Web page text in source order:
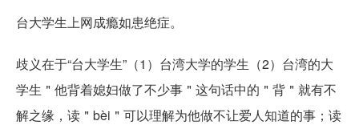
台大学生上网成瘾如患绝症。
歧义在于“台大学生”（1）台湾大学的学生（2）台湾的大
学生＂他背着媳妇做了不少事＂这句话中的＂背＂就有不
解之缘，读＂bèi＂可以理解为他做不让爱人知道的事；读